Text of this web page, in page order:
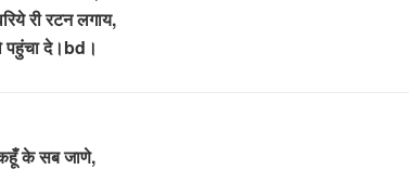
री रटन लगाय,
पहुंचा दे।bd।
के सब जाणे,